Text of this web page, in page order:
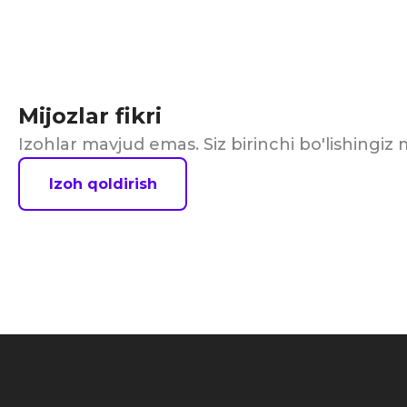
Mijozlar fikri
Izohlar mavjud emas. Siz birinchi bo'lishingiz
Izoh qoldirish